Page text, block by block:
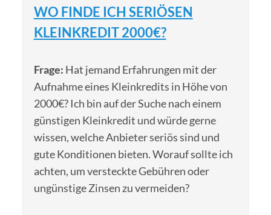
WO FINDE ICH SERIÖSEN
KLEINKREDIT 2000€?
Frage: Hat jemand Erfahrungen mit der
Aufnahme eines Kleinkredits in Höhe von
2000€? Ich bin auf der Suche nach einem
günstigen Kleinkredit und würde gerne
wissen, welche Anbieter seriös sind und
gute Konditionen bieten. Worauf sollte ich
achten, um versteckte Gebühren oder
ungünstige Zinsen zu vermeiden?